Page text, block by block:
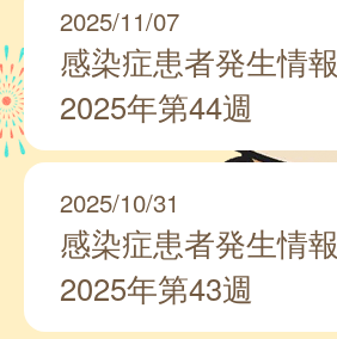
2025/11/07
感染症患者発生情報
2025年第44週
2025/10/31
感染症患者発生情報
2025年第43週